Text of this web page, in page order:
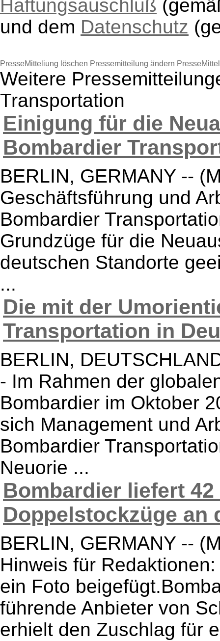
Haftungsauschluß
und dem Datenschutz
PresseMitteliung löschen Pressemitteilung ändern
Weitere
Transportation
Einigung für die
Bombardier
BERLIN, GERMANY --
Geschäftsführung und
Bombardier
Grundzüge für die
deutschen Standorte
...
Die mit der
Transportation in
BERLIN,
- Im Rahmen der
Bombardier im Oktober
sich Management und
Bombardier
Neuorie ...
Bombardier liefert 42
Doppelstockzüge an
BERLIN, GERMANY --
Hinweis für
ein Foto
führende Anbieter von
erhielt den Zuschlag für